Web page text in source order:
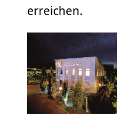
erreichen.